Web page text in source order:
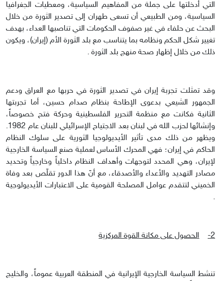
التي أدخلتها على جملة من المفاهيم السياسية، ومعطيات الجغرافيا
السياسية، ومن الطبيعي أن تسعى طهران إلى تصدير الثورة من خلال
البحث عن حلفاء في غير صفوف الحكومات التي تناصبها العداء، بهدف
تغيير شكل الحكم ونظامه بما يتناسب مع بلد الثورة الأم (إيران)، ويكون
ذلك من خلال إظهار صحة منهج بلد الثورة .
وقد تمثلت تجربة إيران في تصدير الثورة في حربها مع العراق ودعم
الجمهور الشيعي بدعوى الإطاحة بنظام صدام حسين، أما تجربتها
الثانية فكانت مع منظمة التحرير الفلسطينية وحركة فتح خصوصاً،
وإنشائها لحزب الله في لبنان بعد الاجتياح الإسرائيلي للبنان عام 1982.
ويظهر من ذلك مدى تأثير الأيديولوجيا الثورية على سلوك النظام
الحاكم في إيران؛ فهي المحرك الأساس لعملية صنع السياسة الخارجية
لإيران، وهي المحدد لتوجهات وأهداف النظام داخلياً وخارجياً وتحديد
مصادر التهديد والأعداء والأصدقاء، مع أنّ هذا الدور تقلّص بعد وفاة
الخميني لتتقدم عوامل المصلحة القومية على الاعتبارات الأيديولوجية
.
2- الحصول على مكانة القوة المركزية
تنشط السياسة الخارجية الإيرانية في المنطقة العربية عموماً، والخليج